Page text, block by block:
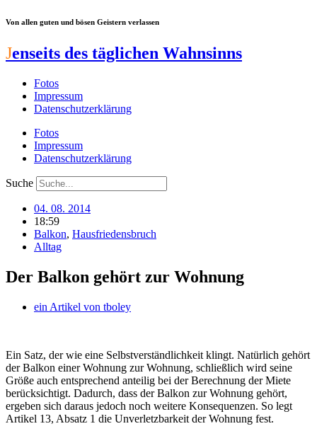
Zum
springen
Von allen guten und bösen Geistern verlassen
Jenseits des täglichen Wahnsinns
Fotos
Impressum
Datenschutzerklärung
Fotos
Impressum
Datenschutzerklärung
Suche
04. 08. 2014
18:59
Balkon, Hausfriedensbruch
Alltag
Der Balkon gehört zur Wohnung
ein Artikel von tboley
Ein Satz, der wie eine Selbstverständlichkeit klingt. Natürlich gehört
der Balkon einer Wohnung zur Wohnung, schließlich wird seine
Größe auch entsprechend anteilig bei der Berechnung der Miete
berücksichtigt. Dadurch, dass der Balkon zur Wohnung gehört,
ergeben sich daraus jedoch noch weitere Konsequenzen. So legt
Artikel 13, Absatz 1 die Unverletzbarkeit der Wohnung fest.